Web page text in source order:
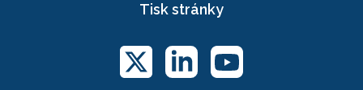
Tisk stránky